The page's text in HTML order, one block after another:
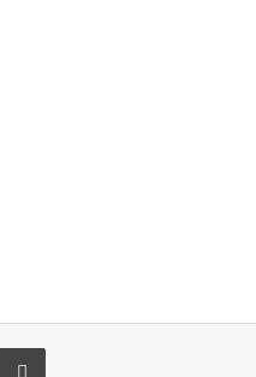
Email Print